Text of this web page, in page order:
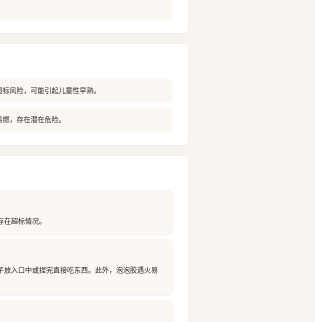
风险，可能引起儿童性早熟。
，存在潜在危险。
超标情况。
入口中或捏完直接吃东西。此外，泡泡胶遇火易